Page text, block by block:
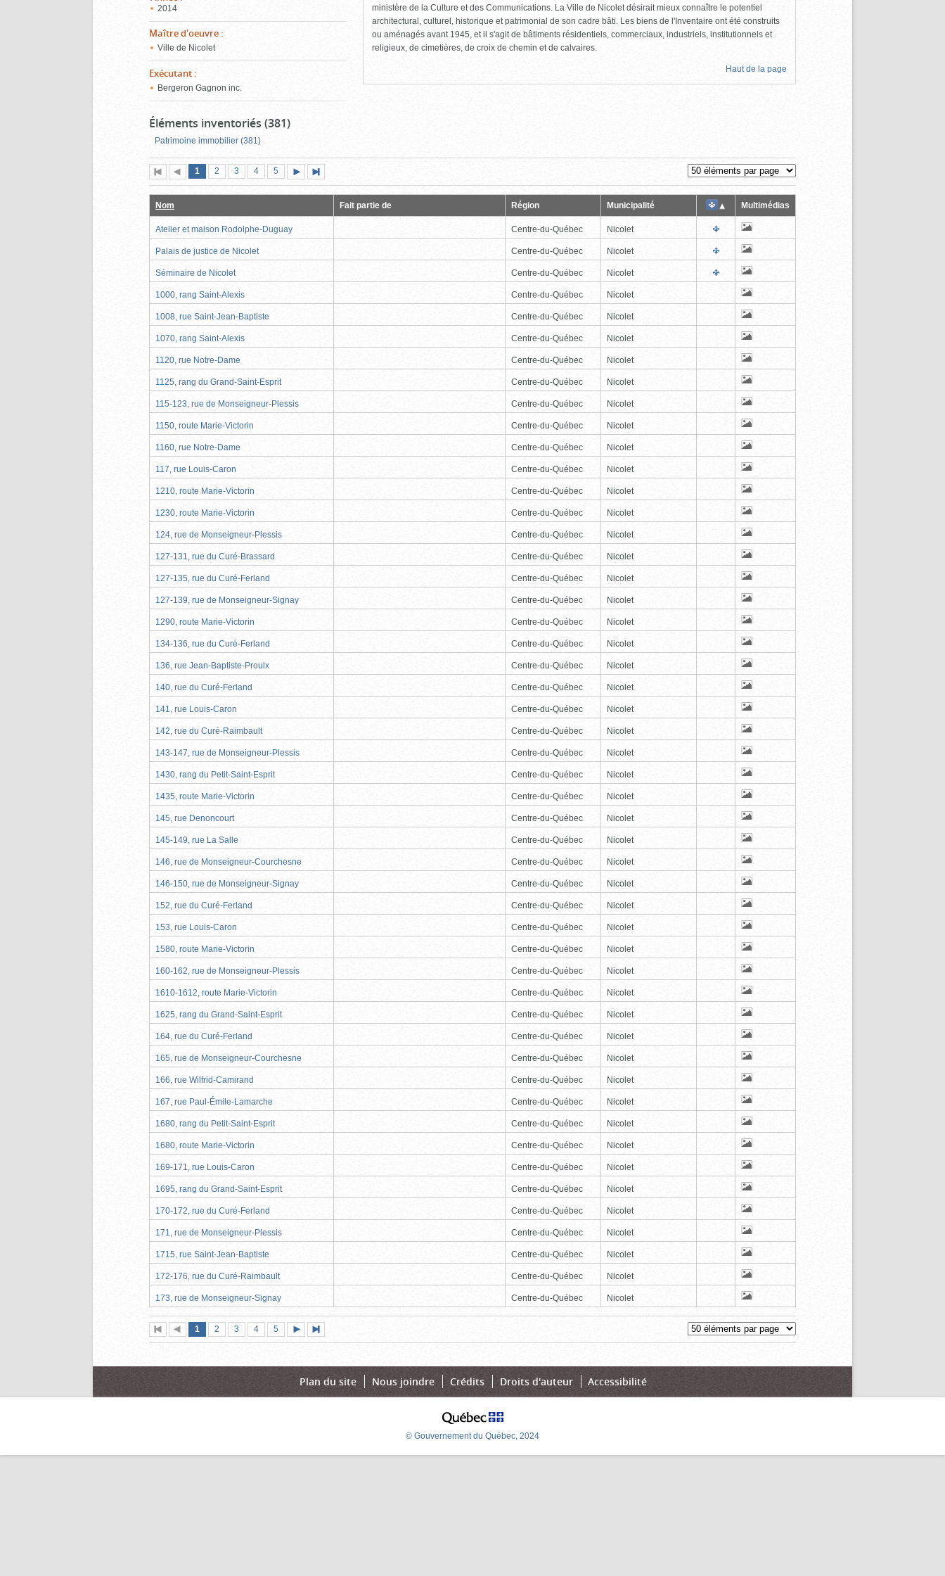
2014
Maître d'oeuvre :
Ville de Nicolet
Exécutant :
Bergeron Gagnon inc.
ministère de la Culture et des Communications. La Ville de Nicolet désirait mieux connaître le potentiel
architectural, culturel, historique et patrimonial de son cadre bâti. Les biens de l'Inventaire ont été construits
ou aménagés avant 1945, et il s'agit de bâtiments résidentiels, commerciaux, industriels, institutionnels et
religieux, de cimetières, de croix de chemin et de calvaires.
Haut de la page
Éléments inventoriés (381)
Patrimoine immobilier (381)
Première
page
Page
précédente
Page
1 (page
actuelle)
Page
2 Page
3 Page
4 Page
5
suivante
page
Nom Fait partie de Région Municipalité Multimédias
Atelier et maison Rodolphe-Duguay Centre-du-Québec Nicolet
Palais de justice de Nicolet Centre-du-Québec Nicolet
Séminaire de Nicolet Centre-du-Québec Nicolet
1000, rang Saint-Alexis Centre-du-Québec Nicolet
1008, rue Saint-Jean-Baptiste Centre-du-Québec Nicolet
1070, rang Saint-Alexis Centre-du-Québec Nicolet
1120, rue Notre-Dame Centre-du-Québec Nicolet
1125, rang du Grand-Saint-Esprit Centre-du-Québec Nicolet
115-123, rue de Monseigneur-Plessis Centre-du-Québec Nicolet
1150, route Marie-Victorin Centre-du-Québec Nicolet
1160, rue Notre-Dame Centre-du-Québec Nicolet
117, rue Louis-Caron Centre-du-Québec Nicolet
1210, route Marie-Victorin Centre-du-Québec Nicolet
1230, route Marie-Victorin Centre-du-Québec Nicolet
124, rue de Monseigneur-Plessis Centre-du-Québec Nicolet
127-131, rue du Curé-Brassard Centre-du-Québec Nicolet
127-135, rue du Curé-Ferland Centre-du-Québec Nicolet
127-139, rue de Monseigneur-Signay Centre-du-Québec Nicolet
1290, route Marie-Victorin Centre-du-Québec Nicolet
134-136, rue du Curé-Ferland Centre-du-Québec Nicolet
136, rue Jean-Baptiste-Proulx Centre-du-Québec Nicolet
140, rue du Curé-Ferland Centre-du-Québec Nicolet
141, rue Louis-Caron Centre-du-Québec Nicolet
142, rue du Curé-Raimbault Centre-du-Québec Nicolet
143-147, rue de Monseigneur-Plessis Centre-du-Québec Nicolet
1430, rang du Petit-Saint-Esprit Centre-du-Québec Nicolet
1435, route Marie-Victorin Centre-du-Québec Nicolet
145, rue Denoncourt Centre-du-Québec Nicolet
145-149, rue La Salle Centre-du-Québec Nicolet
146, rue de Monseigneur-Courchesne Centre-du-Québec Nicolet
146-150, rue de Monseigneur-Signay Centre-du-Québec Nicolet
152, rue du Curé-Ferland Centre-du-Québec Nicolet
153, rue Louis-Caron Centre-du-Québec Nicolet
1580, route Marie-Victorin Centre-du-Québec Nicolet
160-162, rue de Monseigneur-Plessis Centre-du-Québec Nicolet
1610-1612, route Marie-Victorin Centre-du-Québec Nicolet
1625, rang du Grand-Saint-Esprit Centre-du-Québec Nicolet
164, rue du Curé-Ferland Centre-du-Québec Nicolet
165, rue de Monseigneur-Courchesne Centre-du-Québec Nicolet
166, rue Wilfrid-Camirand Centre-du-Québec Nicolet
167, rue Paul-Émile-Lamarche Centre-du-Québec Nicolet
1680, rang du Petit-Saint-Esprit Centre-du-Québec Nicolet
1680, route Marie-Victorin Centre-du-Québec Nicolet
169-171, rue Louis-Caron Centre-du-Québec Nicolet
1695, rang du Grand-Saint-Esprit Centre-du-Québec Nicolet
170-172, rue du Curé-Ferland Centre-du-Québec Nicolet
171, rue de Monseigneur-Plessis Centre-du-Québec Nicolet
1715, rue Saint-Jean-Baptiste Centre-du-Québec Nicolet
172-176, rue du Curé-Raimbault Centre-du-Québec Nicolet
173, rue de Monseigneur-Signay Centre-du-Québec Nicolet
Première
page
Page
précédente
Page
1 (page
actuelle)
Page
2 Page
3 Page
4 Page
5
suivante
page
Plan du site Nous joindre Crédits Droits d'auteur Accessibilité
© Gouvernement du Québec, 2024